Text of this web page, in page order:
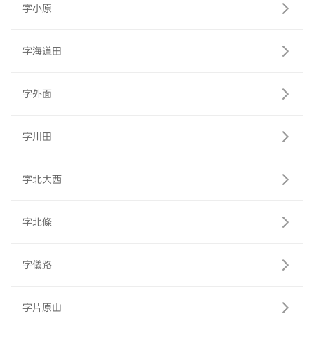
字小原
字海道田
字外面
字川田
字北大西
字北條
字儀路
字片原山